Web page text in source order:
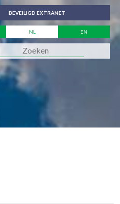
BEVEILIGD EXTRANET
NL EN